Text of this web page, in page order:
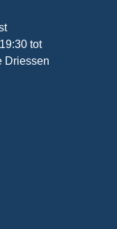
tot
Driessen